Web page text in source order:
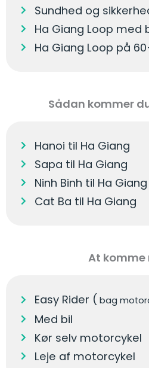
Sundhed og
Ha Giang Loop med
Ha Giang Loop på
Sådan kommer
Hanoi til Ha Giang
Sapa til Ha Giang
Ninh Binh til Ha Giang
Cat Ba til Ha Giang
At komme
Easy Rider ( bag
Med bil
Kør selv motorcykel
Leje af motorcykel